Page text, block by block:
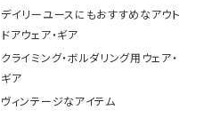
デイリーユースにもおすすめなアウト
ドアウェア・ギア
クライミング・ボルダリング用ウェア・
ギア
ヴィンテージなアイテム